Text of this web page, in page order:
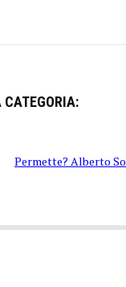
CATEGORIA:
Permette? Alberto